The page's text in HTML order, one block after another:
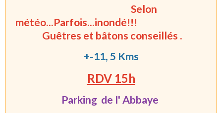
Selon
météo...Parfois...inondé!!!
Guêtres et bâtons conseillés .
+-11, 5 Kms
RDV 15h
Parking de l' Abbaye